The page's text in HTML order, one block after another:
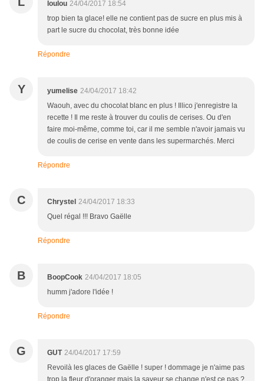
loulou 24/04/2017 18:54
trop bien ta glace! elle ne contient pas de sucre en plus mis à
part le sucre du chocolat, très bonne idée
Répondre
Y yumelise 24/04/2017 18:42
Waouh, avec du chocolat blanc en plus ! Illico j'enregistre la
recette ! Il me reste à trouver du coulis de cerises. Ou d'en
faire moi-même, comme toi, car il me semble n'avoir jamais vu
de coulis de cerise en vente dans les supermarchés. Merci
Répondre
C Chrystel 24/04/2017 18:33
Quel régal !!! Bravo Gaëlle
Répondre
B BoopCook 24/04/2017 18:05
humm j'adore l'idée !
Répondre
G GUT 24/04/2017 17:59
Revoilà les glaces de Gaëlle ! super ! dommage je n'aime pas
trop la fleur d'oranger mais la saveur se change n'est ce pas ?